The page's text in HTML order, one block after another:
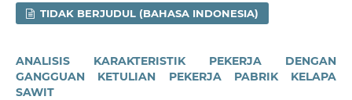
TIDAK BERJUDUL (BAHASA INDONESIA)
ANALISIS KARAKTERISTIK PEKERJA DENGAN
GANGGUAN KETULIAN PEKERJA PABRIK KELAPA
SAWIT